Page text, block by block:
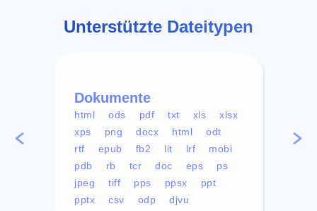
Unterstützte Dateitypen
Dokumente
html ods pdf txt xls
xlsx
xps
png docx html
odt
rtf
epub fb2 lit lrf
mobi
pdb
rb tcr doc eps
ps
jpeg
tiff pps ppsx
ppt
pptx
csv odp djvu
mp4